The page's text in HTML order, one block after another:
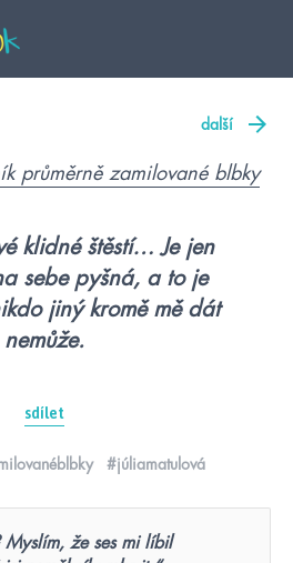
další
průměrně zamilované blbky
klidné štěstí… Je jen
sebe pyšná, a to je
jiný kromě mě dát
nemůže.
sdílet
#júliamatulová
Myslím, že ses mi líbil